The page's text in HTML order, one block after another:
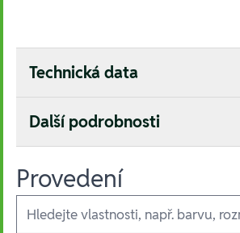
Technická data
Další podrobnosti
Provedení
Ausführungen